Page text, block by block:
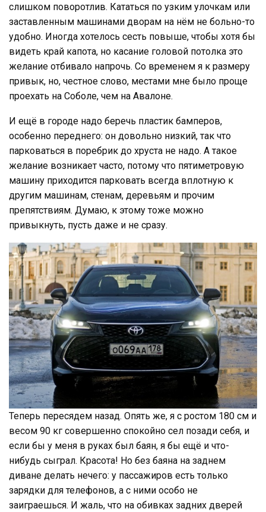
слишком поворотлив. Кататься по узким улочкам или
заставленным машинами дворам на нём не больно-то
удобно. Иногда хотелось сесть повыше, чтобы хотя бы
видеть край капота, но касание головой потолка это
желание отбивало напрочь. Со временем я к размеру
привык, но, честное слово, местами мне было проще
проехать на Соболе, чем на Авалоне.
И ещё в городе надо беречь пластик бамперов,
особенно переднего: он довольно низкий, так что
парковаться в поребрик до хруста не надо. А такое
желание возникает часто, потому что пятиметровую
машину приходится парковать всегда вплотную к
другим машинам, стенам, деревьям и прочим
препятствиям. Думаю, к этому тоже можно
привыкнуть, пусть даже и не сразу.
Теперь пересядем назад. Опять же, я с ростом 180 см и
весом 90 кг совершенно спокойно сел позади себя, и
если бы у меня в руках был баян, я бы ещё и что-
нибудь сыграл. Красота! Но без баяна на заднем
диване делать нечего: у пассажиров есть только
зарядки для телефонов, а с ними особо не
заиграешься. И жаль, что на обивках задних дверей